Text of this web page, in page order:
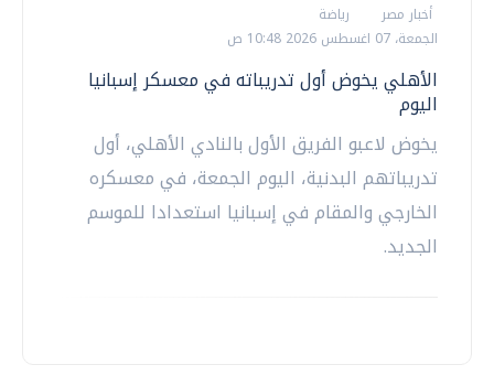
أخبار مصر
رياضة
الجمعة، 07 اغسطس 2026 10:48 ص
الأهلي يخوض أول تدريباته في معسكر إسبانيا
اليوم
يخوض لاعبو الفريق الأول بالنادي الأهلي، أول
تدريباتهم البدنية، اليوم الجمعة، في معسكره
الخارجي والمقام في إسبانيا استعدادا للموسم
الجديد.